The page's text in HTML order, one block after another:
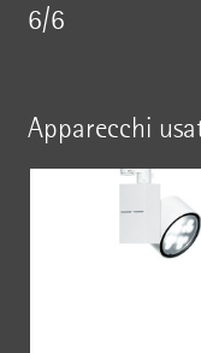
6/6
Apparecchi